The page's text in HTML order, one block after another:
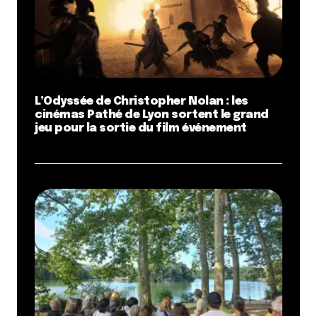
L’Odyssée de Christopher Nolan : les
cinémas Pathé de Lyon sortent le grand
jeu pour la sortie du film événement